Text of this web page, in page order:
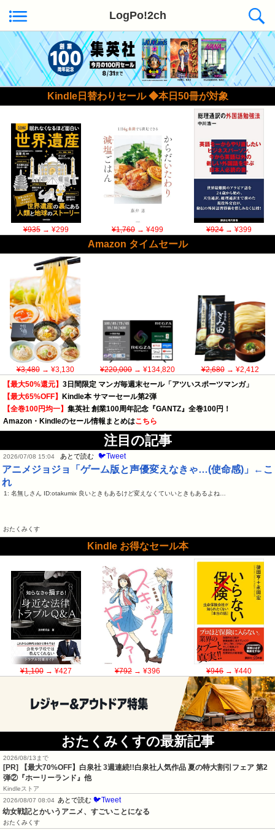
LogPo!2ch
Kindle日替わりセール ◆本日50冊が対象
¥935→ ¥299 ¥1,760→ ¥499 ¥924→ ¥399
Amazon タイムセール
¥3,480→ ¥3,130 ¥220,000 → ¥134,820 ¥2,680→ ¥2,412
【最大50%還元】 3日間限定 マンガ毎週末セール「アツいスポーツマンガ」
【最大65%OFF】 Kindle本 サマーセール第2弾
【全巻100円均一】 集英社 創業100周年記念『GANTZ』全巻100円！
Amazon・Kindleのセール情報まとめはこちら
注目の記事
2026/07/08 15:04 あとで読む 🐦Tweet
アニメジョジョ「ゲーム版と声優変えなきゃ…(使命感)」←こ
れ
1: 名無しさん ID:otakumix 良いときもあるけど変えなくていいときもあるよね…
おたくみくす
Kindle お得なセール本
¥1,100→ ¥427 ¥792→ ¥396 ¥946→ ¥440
おたくみくすの最新記事
2026/08/13まで
[PR] 【最大70%OFF】白泉社 3週連続!!白泉社人気作品 夏の特大割引フェア 第2
弾②『ホーリーランド』他
Kindleストア
2026/08/07 08:04 あとで読む 🐦Tweet
幼女戦記とかいうアニメ、すごいことになる
おたくみくす